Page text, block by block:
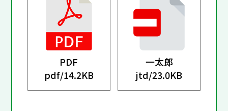
PDF
pdf/14.2KB
一太郎
jtd/23.0KB